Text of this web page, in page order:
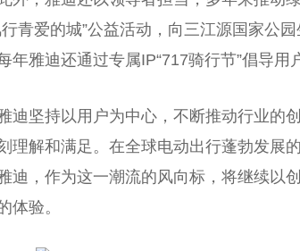
行青爱的城”公益活动，向三江源国家公
年雅迪还通过专属IP“717骑行节”倡导用
迪坚持以用户为中心，不断推动行业的
理解和满足。在全球电动出行蓬勃发展
迪，作为这一潮流的风向标，将继续以
体验。